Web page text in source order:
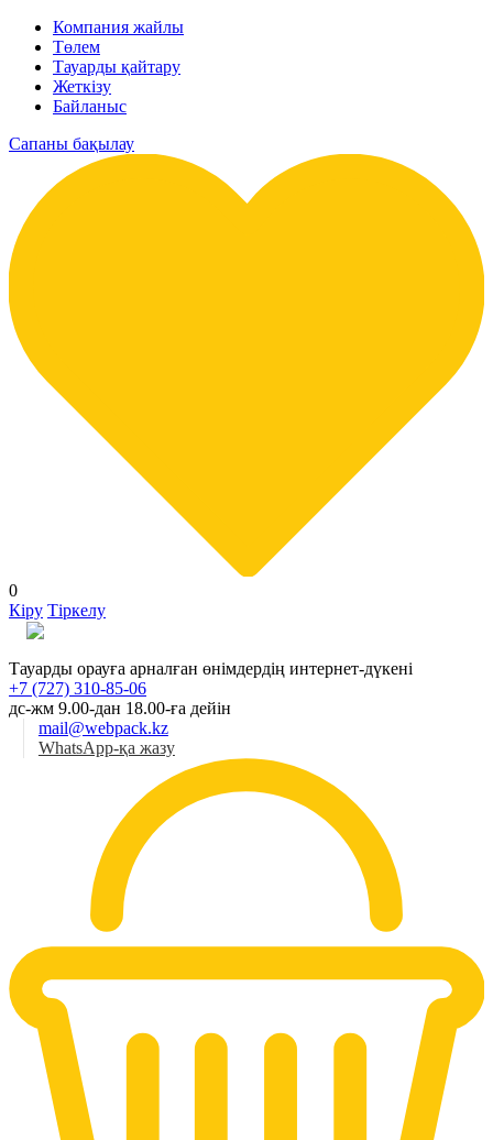
Компания жайлы
Төлем
Тауарды қайтару
Жеткізу
Байланыс
Сапаны бақылау
0
Кіру Тіркелу
Тауарды орауға арналған өнімдердің интернет-дүкені
+7 (727) 310-85-06
дс-жм 9.00-дан 18.00-ға дейін
mail@webpack.kz
WhatsApp-қа жазу